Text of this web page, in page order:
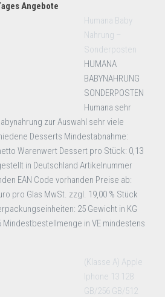
Angebote
Humana Baby
Nahrung –
Sonderposten
HUMANA
BABYNAHRUNG
SONDERPOSTEN
Humana sehr
zur Auswahl sehr viele
Desserts Mindestabnahme:
Warenwert Dessert pro Stück: 0,13
in Deutschland Artikelnummer
EAN Code vorhanden Preise ab:
pro Glas MwSt. zzgl. 19,00 % Stück
25 Gewicht in KG
Mindestbestellmenge in VE mindestens
(Klasse A) Apple
Iphone 13 128
GB/256 GB/512